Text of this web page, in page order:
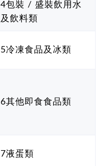
4包裝 / 盛裝飲用水
及飲料類
5冷凍食品及冰類
6其他即食食品類
7液蛋類